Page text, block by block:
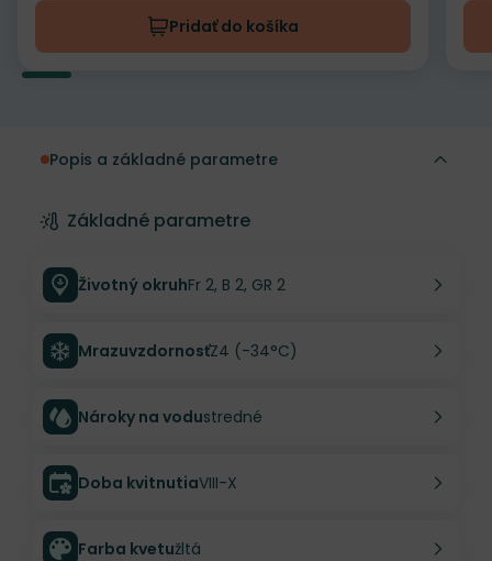
Pridať do košíka
Popis a základné parametre
Základné parametre
Životný okruhFr 2, B 2, GR 2
MrazuvzdornosťZ4 (-34°C)
Nároky na vodustredné
Doba kvitnutiaVIII-X
Farba kvetužltá